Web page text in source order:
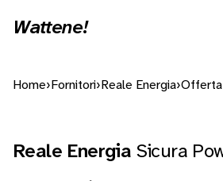
Wattene!
Home› Fornitori› Reale Energia›Offerta
Reale Energia Sicura